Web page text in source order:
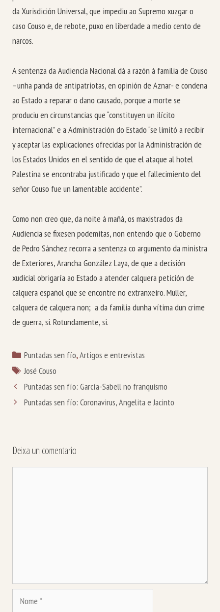
da Xurisdición Universal, que impediu ao Supremo xuzgar o
caso Couso e, de rebote, puxo en liberdade a medio cento de
narcos.
A sentenza da Audiencia Nacional dá a razón á familia de Couso
–unha panda de antipatriotas, en opinión de Aznar- e condena
ao Estado a reparar o dano causado, porque a morte se
produciu en circunstancias que “constituyen un ilícito
internacional” e a Administración do Estado “se limitó a recibir
y aceptar las explicaciones ofrecidas por la Administración de
los Estados Unidos en el sentido de que el ataque al hotel
Palestina se encontraba justificado y que el fallecimiento del
señor Couso fue un lamentable accidente”.
Como non creo que, da noite á mañá, os maxistrados da
Audiencia se fixesen podemitas, non entendo que o Goberno
de Pedro Sánchez recorra a sentenza co argumento da ministra
de Exteriores, Arancha González Laya, de que a decisión
xudicial obrigaría ao Estado a atender calquera petición de
calquera español que se encontre no extranxeiro. Muller,
calquera de calquera non; a da familia dunha vítima dun crime
de guerra, si. Rotundamente, si.
Categorías
Puntadas sen fío,Artigos e entrevistas
Etiquetas
José Couso
Puntadas sen fío: García-Sabell no franquismo
Puntadas sen fío: Coronavirus, Angelita e Jacinto
Deixa un comentario